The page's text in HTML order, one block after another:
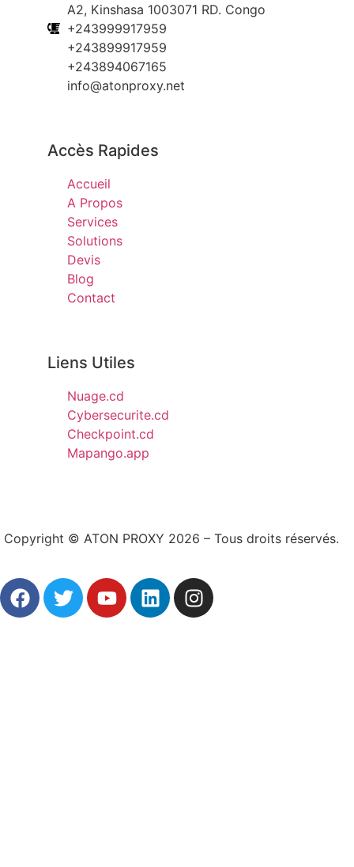
A2, Kinshasa 1003071 RD. Congo
+243999917959
+243899917959
+243894067165
info@atonproxy.net
Accès Rapides
Accueil
A Propos
Services
Solutions
Devis
Blog
Contact
Liens Utiles
Nuage.cd
Cybersecurite.cd
Checkpoint.cd
Mapango.app
Copyright © ATON PROXY 2026 – Tous droits réservés.